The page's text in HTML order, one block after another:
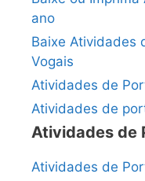
ano
Baixe Atividades
Vogais
Atividades de
Atividades de
Atividades de
Atividades de